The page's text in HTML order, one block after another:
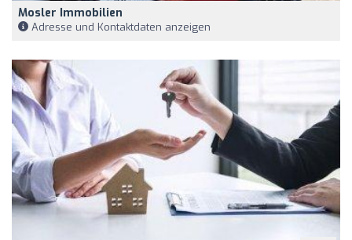
Mosler Immobilien
Adresse und Kontaktdaten anzeigen